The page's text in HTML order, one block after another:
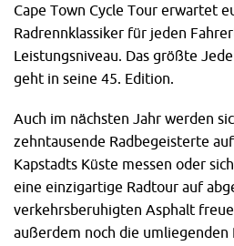
Cape Town Cycle Tour erwartet
Radrennklassiker für jeden
Leistungsniveau. Das größte
geht in seine 45. Edition.
Auch im nächsten Jahr werden
zehntausende Radbegeisterte
Kapstadts Küste messen oder
eine einzigartige Radtour auf
verkehrsberuhigten Asphalt
außerdem noch die